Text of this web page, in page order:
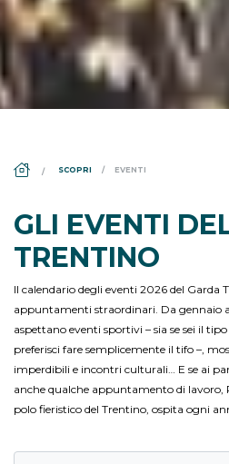
SCOPRI EVENTI
GLI EVENTI
TRENTINO
Il calendario degli eventi 2026 del Garda
appuntamenti straordinari. Da gennaio
aspettano eventi sportivi – sia se sei il
preferisci fare semplicemente il tifo –,
imperdibili e incontri culturali… E se ai
anche qualche appuntamento di lavoro,
polo fieristico del Trentino, ospita ogni